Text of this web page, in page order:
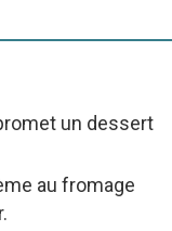
un dessert
au fromage